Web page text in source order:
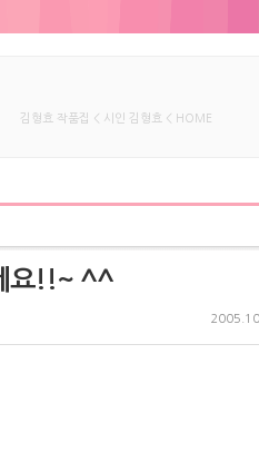
김형효 작품집 < 시인 김형효 < HOME
요!!~ ^^